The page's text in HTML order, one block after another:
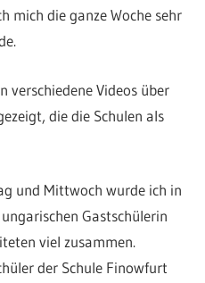
mich die ganze Woche sehr
verschiedene Videos über
die die Schulen als
und Mittwoch wurde ich in
Gastschülerin
viel zusammen.
der Schule Finowfurt